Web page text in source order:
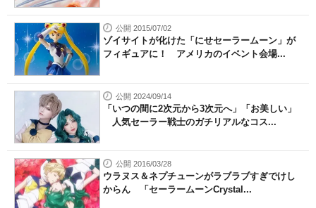
公開 2015/07/02
ゾイサイトが化けた「にせセーラームーン」が
フィギュアに！ アメリカのイベント会場...
公開 2024/09/14
「いつの間に2次元から3次元へ」「お美しい」
人気セーラー戦士のガチリアルなコス...
公開 2016/03/28
ウラヌス＆ネプチューンがラブラブすぎでけし
からん 「セーラームーンCrystal...